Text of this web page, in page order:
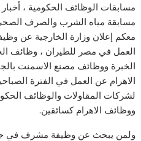
مسابقات الوظائف الحكومية ،
مسابقة مياه الشرب والصرف
معكم إعلان وزارة الخارجية عن
الخبرة ووظائف مصنع الاسمنت
ووظائف الاهرام كسائقين.
ولمن يبحث عن وظيفة مشرف في